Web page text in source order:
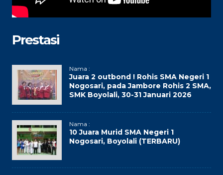
Prestasi
Nama :
Juara 2 outbond ! Rohis SMA Negeri 1
Nogosari, pada Jambore Rohis 2 SMA,
SMK Boyolali, 30-31 Januari 2026
Nama :
10 Juara Murid SMA Negeri 1
Nogosari, Boyolali (TERBARU)